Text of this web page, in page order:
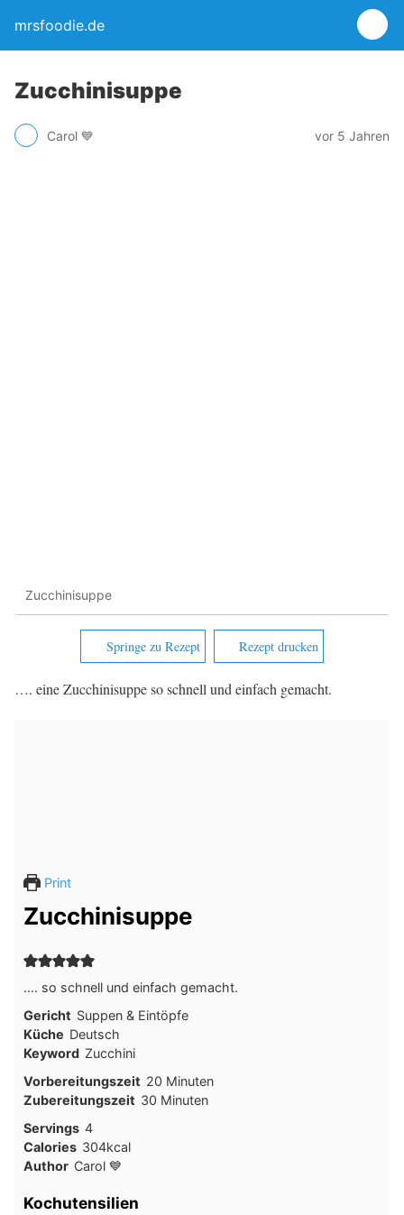
mrsfoodie.de
Zucchinisuppe
Carol 💙 vor 5 Jahren
Zucchinisuppe
Springe zu Rezept Rezept drucken
…. eine Zucchinisuppe so schnell und einfach gemacht.
Print
Zucchinisuppe
…. so schnell und einfach gemacht.
Gericht Suppen & Eintöpfe
Küche Deutsch
Keyword Zucchini
Vorbereitungszeit 20Minuten
Minuten
Zubereitungszeit 30Minuten
Minuten
Servings 4
Calories 304kcal
Author Carol 💙
Kochutensilien